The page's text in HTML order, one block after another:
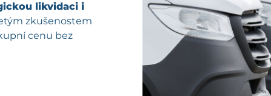
likvidaci i
zkušenostem
cenu bez